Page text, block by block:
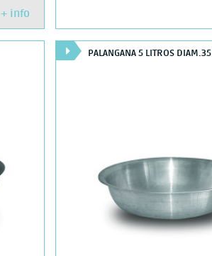
+ info
PALANGANA 5 LITROS DIAM.35